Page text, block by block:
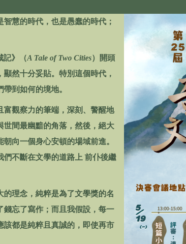
慧的時代，也是愚蠢的時代；
》（A Tale of Two Cities）開頭
然十分妥貼。特別這個時代，
到如何的境地。
觀察力的筆端，深刻、警醒地
世間最幽黯的角落，然後，絕大
向一個身心安頓的場域前進。
們不斷在文學的道路上 前仆後繼
理念，純粹是為了文學獎的名
錢忘了寫作；而且我假設，每一
該都是純粹且真誠的，即使再市